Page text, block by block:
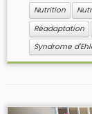
Nutrition
Réadaptation
Syndrome